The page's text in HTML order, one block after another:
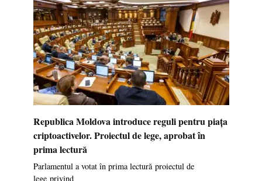
Republica Moldova introduce reguli pentru piața
criptoactivelor. Proiectul de lege, aprobat în
prima lectură
Parlamentul a votat în prima lectură proiectul de
lege privind